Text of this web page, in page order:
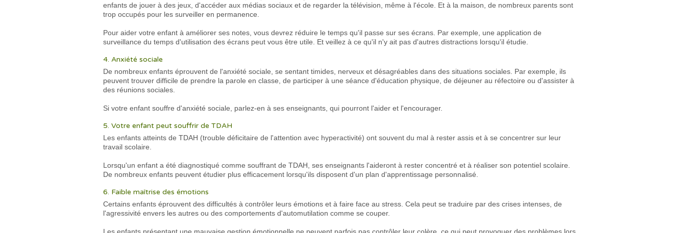
enfants de jouer à des jeux, d'accéder aux médias sociaux et de regarder la télévision, même à l'école. Et à la maison, de nombreux parents sont
trop occupés pour les surveiller en permanence.
Pour aider votre enfant à améliorer ses notes, vous devrez réduire le temps qu'il passe sur ses écrans. Par exemple, une application de
surveillance du temps d'utilisation des écrans peut vous être utile. Et veillez à ce qu'il n'y ait pas d'autres distractions lorsqu'il étudie.
4. Anxiété sociale
De nombreux enfants éprouvent de l'anxiété sociale, se sentant timides, nerveux et désagréables dans des situations sociales. Par exemple, ils
peuvent trouver difficile de prendre la parole en classe, de participer à une séance d'éducation physique, de déjeuner au réfectoire ou d'assister à
des réunions sociales.
Si votre enfant souffre d'anxiété sociale, parlez-en à ses enseignants, qui pourront l'aider et l'encourager.
5. Votre enfant peut souffrir de TDAH
Les enfants atteints de TDAH (trouble déficitaire de l'attention avec hyperactivité) ont souvent du mal à rester assis et à se concentrer sur leur
travail scolaire.
Lorsqu'un enfant a été diagnostiqué comme souffrant de TDAH, ses enseignants l'aideront à rester concentré et à réaliser son potentiel scolaire.
De nombreux enfants peuvent étudier plus efficacement lorsqu'ils disposent d'un plan d'apprentissage personnalisé.
6. Faible maîtrise des émotions
Certains enfants éprouvent des difficultés à contrôler leurs émotions et à faire face au stress. Cela peut se traduire par des crises intenses, de
l'agressivité envers les autres ou des comportements d'automutilation comme se couper.